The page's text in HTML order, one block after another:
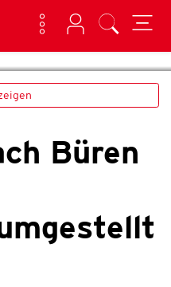
KontaktLogin Suche
Büren